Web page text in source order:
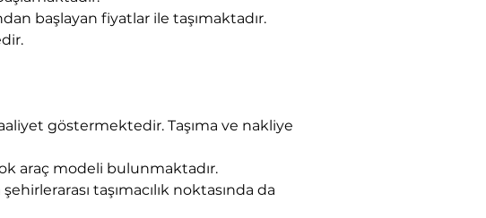
başlayan fiyatlar ile taşımaktadır.
göstermektedir. Taşıma ve nakliye
araç modeli bulunmaktadır.
taşımacılık noktasında da